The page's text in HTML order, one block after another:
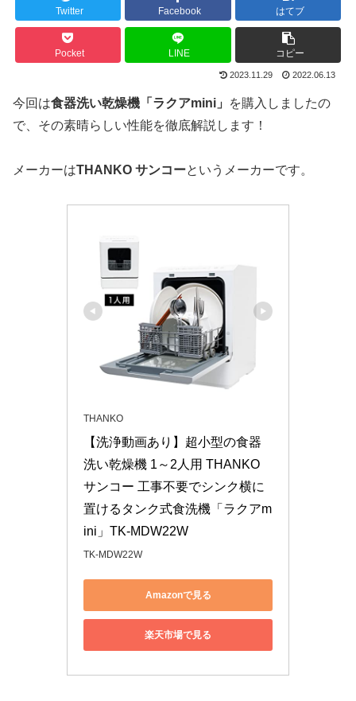
Twitter Facebook はてブ
Pocket LINE コピー
2023.11.29 2022.06.13
今回は食器洗い乾燥機「ラクアmini」
を購入しましたの
で、その素晴らしい性能を徹底解説します！
メーカーはTHANKO サンコーというメーカーです。
THANKO
【洗浄動画あり】超小型の食器
洗い乾燥機 1～2人用 THANKO
サンコー 工事不要でシンク横に
置けるタンク式食洗機「ラクアm
ini」TK-MDW22W
TK-MDW22W
Amazonで見る
楽天市場で見る